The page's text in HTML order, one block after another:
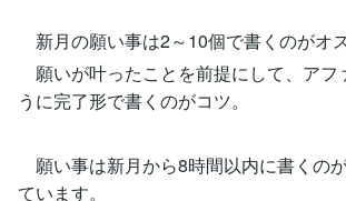
新月の願い事は2～10個で書くのがオ
願いが叶ったことを前提にして、アフ
うに完了形で書くのがコツ。
願い事は新月から8時間以内に書くの
ています。